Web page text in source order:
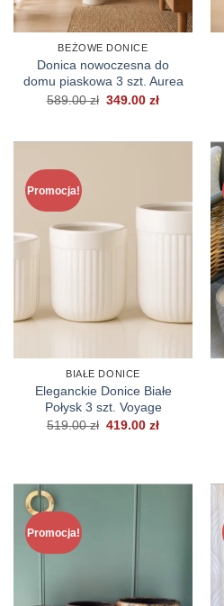
BEŻOWE DONICE
Donica nowoczesna do
domu piaskowa 3 szt. Aurea
589.00zł Pierwotna
349.00złAktualna
Promocja!
BIAŁE DONICE
Eleganckie Donice Białe
Połysk 3 szt. Voyage
519.00zł Pierwotna
419.00złAktualna
Promocja!